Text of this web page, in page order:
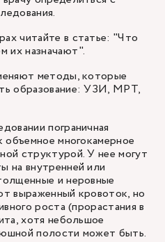
читайте в статье: "Что
их назначают".
методы, которые
образование: УЗИ, МРТ,
пограничная
объемное многокамерное
структурой. У нее могут
на внутренней или
и неровные
выраженный кровоток, но
роста (прорастания в
хотя небольшое
полости может быть.